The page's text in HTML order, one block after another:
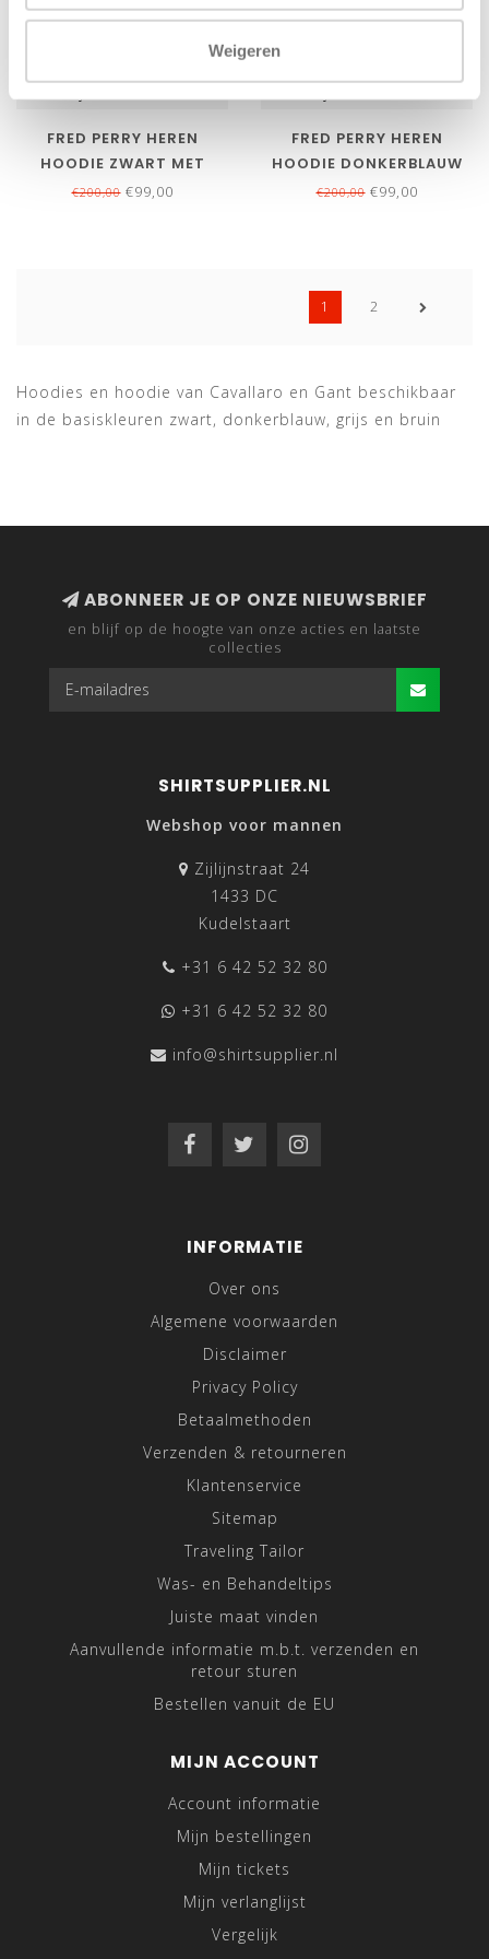
Weigeren
FRED PERRY HEREN
HOODIE ZWART MET
CAPOUCHON
€200,00€99,00
FRED PERRY HEREN
HOODIE DONKERBLAUW
MET CAPUCHON
€200,00€99,00
1 2
Hoodies en hoodie van Cavallaro en Gant beschikbaar
in de basiskleuren zwart, donkerblauw, grijs en bruin
ABONNEER JE OP ONZE NIEUWSBRIEF
en blijf op de hoogte van onze acties en laatste
collecties
SHIRTSUPPLIER.NL
Webshop voor mannen
Zijlijnstraat 24
1433 DC
Kudelstaart
+31 6 42 52 32 80
+31 6 42 52 32 80
info@shirtsupplier.nl
INFORMATIE
Over ons
Algemene voorwaarden
Disclaimer
Privacy Policy
Betaalmethoden
Verzenden & retourneren
Klantenservice
Sitemap
Traveling Tailor
Was- en Behandeltips
Juiste maat vinden
Aanvullende informatie m.b.t. verzenden en
retour sturen
Bestellen vanuit de EU
MIJN ACCOUNT
Account informatie
Mijn bestellingen
Mijn tickets
Mijn verlanglijst
Vergelijk